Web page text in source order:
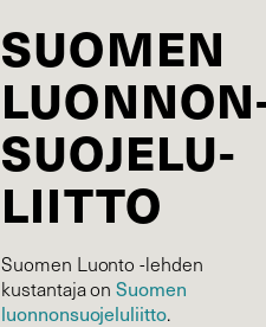
SUOMEN
SUOJELU­
LIITTO
Suomen Luonto -lehden
kustantaja onSuomen
luonnonsuojelu­liitto.